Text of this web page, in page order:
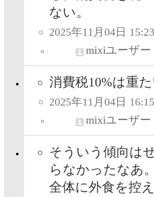
ない。
2025年11月04日 15:23
mixiユーザー
消費税10%は重
2025年11月04日 16:15
mixiユーザー
そういう傾向は
らなかったなあ
全体に外食を控